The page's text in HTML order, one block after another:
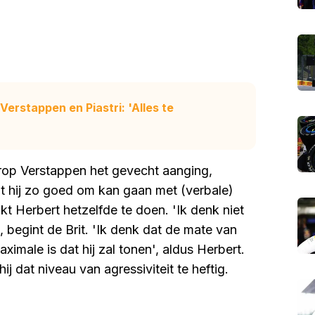
en Piastri: 'Alles te
Verstappen het gevecht aanging,
hij zo goed om kan gaan met (verbale)
Herbert hetzelfde te doen. 'Ik denk niet
begint de Brit. 'Ik denk dat de mate van
is dat hij zal tonen', aldus Herbert.
dat niveau van agressiviteit te heftig.